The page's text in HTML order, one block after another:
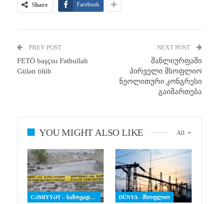
Share Facebook
PREV POST
FETÖ başçısı Fəthullah
Gülən ölüb
NEXT POST
შანლიურფაში
პირველი მსოფლიო
ნეოლითური კონგრესი
გაიმართება
All
YOU MIGHT ALSO LIKE
CƏMIYYƏT – ᲡᲐᲖᲝᲒᲐᲓᲝᲔᲑᲐ DÜNYA - ᲛᲡᲝᲤᲚᲘᲝ